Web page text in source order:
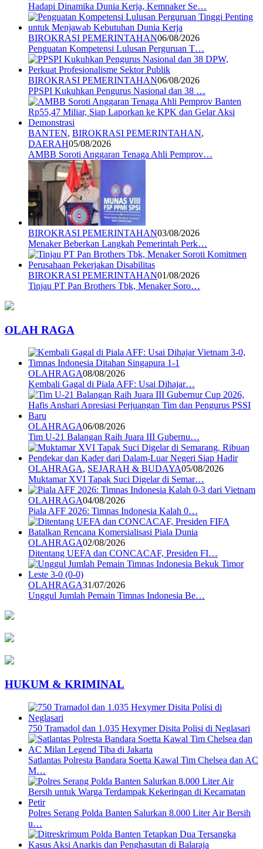
Hadapi Dinamika Dunia Kerja, Kemnaker Se…
BIROKRASI PEMERINTAHAN06/08/2026
Penguatan Kompetensi Lulusan Perguruan T…
BIROKRASI PEMERINTAHAN06/08/2026
PPSPI Kukuhkan Pengurus Nasional dan 38 …
BANTEN, BIROKRASI PEMERINTAHAN,
DAERAH05/08/2026
AMBB Soroti Anggaran Tenaga Ahli Pemprov…
BIROKRASI PEMERINTAHAN03/08/2026
Menaker Beberkan Langkah Pemerintah Perk…
BIROKRASI PEMERINTAHAN01/08/2026
Tinjau PT Pan Brothers Tbk, Menaker Soro…
OLAH RAGA
OLAHRAGA08/08/2026
Kembali Gagal di Piala AFF: Usai Dihajar…
OLAHRAGA06/08/2026
Tim U-21 Balangan Raih Juara III Gubernu…
OLAHRAGA, SEJARAH & BUDAYA05/08/2026
Muktamar XVI Tapak Suci Digelar di Semar…
OLAHRAGA04/08/2026
Piala AFF 2026: Timnas Indonesia Kalah 0…
OLAHRAGA02/08/2026
Ditentang UEFA dan CONCACAF, Presiden FI…
OLAHRAGA31/07/2026
Unggul Jumlah Pemain Timnas Indonesia Be…
HUKUM & KRIMINAL
750 Tramadol dan 1.035 Hexymer Disita Polisi di Neglasari
Satlantas Polresta Bandara Soetta Kawal Tim Chelsea dan AC
M…
Polres Serang Polda Banten Salurkan 8.000 Liter Air Bersih
u…